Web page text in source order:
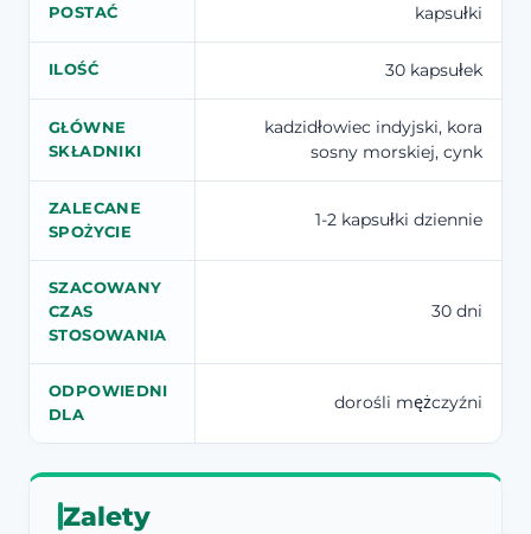
POSTAĆ kapsułki
ILOŚĆ 30 kapsułek
GŁÓWNE
SKŁADNIKI
kadzidłowiec indyjski, kora
sosny morskiej, cynk
ZALECANE
SPOŻYCIE
1-2 kapsułki dziennie
SZACOWANY
CZAS
STOSOWANIA
30 dni
ODPOWIEDNI
DLA
dorośli mężczyźni
Zalety